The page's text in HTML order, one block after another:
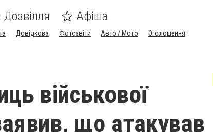
Дозвілля Афіша
Довідкова Фотозвіти Авто / Мото Оголошення
військової
що атакував